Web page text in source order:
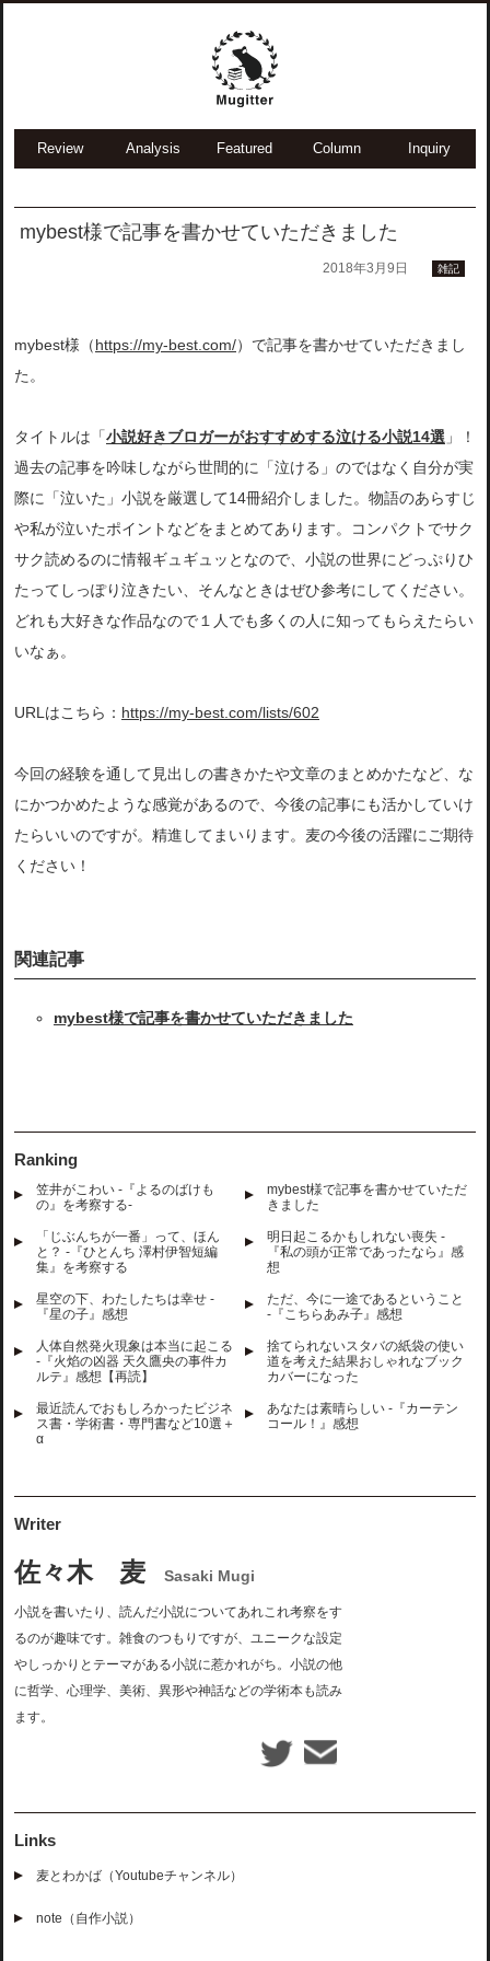
Review Analysis Featured Column Inquiry
mybest様で記事を書かせていただきました
2018年3月9日 雑記
mybest様（https://my-best.com/）で記事を書かせていただきまし
た。
タイトルは「小説好きブロガーがおすすめする泣ける小説14選 」！
過去の記事を吟味しながら世間的に「泣ける」のではなく自分が実
際に「泣いた」小説を厳選して14冊紹介しました。物語のあらすじ
や私が泣いたポイントなどをまとめてあります。コンパクトでサク
サク読めるのに情報ギュギュッとなので、小説の世界にどっぷりひ
たってしっぽり泣きたい、そんなときはぜひ参考にしてください。
どれも大好きな作品なので１人でも多くの人に知ってもらえたらい
いなぁ。
URLはこちら： https://my-best.com/lists/602
今回の経験を通して見出しの書きかたや文章のまとめかたなど、な
にかつかめたような感覚があるので、今後の記事にも活かしていけ
たらいいのですが。精進してまいります。麦の今後の活躍にご期待
ください！
関連記事
mybest様で記事を書かせていただきました
Ranking
笠井がこわい -『よるのばけも
の』を考察する-
mybest様で記事を書かせていただ
きました
「じぶんちが一番」って、ほん
と？ -『ひとんち 澤村伊智短編
集』を考察する
明日起こるかもしれない喪失 -
『私の頭が正常であったなら』感
想
星空の下、わたしたちは幸せ -
『星の子』感想
ただ、今に一途であるということ
-『こちらあみ子』感想
人体自然発火現象は本当に起こる
-『火焰の凶器 天久鷹央の事件カ
ルテ』感想【再読】
捨てられないスタバの紙袋の使い
道を考えた結果おしゃれなブック
カバーになった
最近読んでおもしろかったビジネ
ス書・学術書・専門書など10選＋
α
あなたは素晴らしい -『カーテン
コール！』感想
Writer
佐々木 麦 Sasaki Mugi
小説を書いたり、読んだ小説についてあれこれ考察をす
るのが趣味です。雑食のつもりですが、ユニークな設定
やしっかりとテーマがある小説に惹かれがち。小説の他
に哲学、心理学、美術、異形や神話などの学術本も読み
ます。
Links
麦とわかば（Youtubeチャンネル）
note（自作小説）